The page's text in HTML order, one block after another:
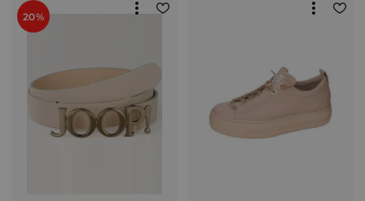
20%